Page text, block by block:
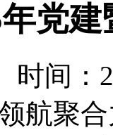
党
间：
航聚